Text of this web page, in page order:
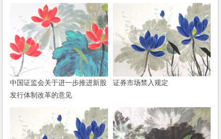
中国证监会关于进一步推进新股
发行体制改革的意见
证券市场禁入规定